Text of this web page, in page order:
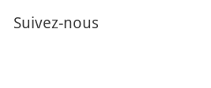
Suivez-nous